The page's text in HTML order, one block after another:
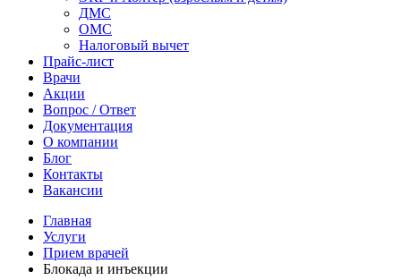
ДМС
ОМС
Налоговый вычет
Прайс-лист
Врачи
Акции
Вопрос / Ответ
Документация
О компании
Блог
Контакты
Вакансии
Главная
Услуги
Прием врачей
Блокада и инъекции